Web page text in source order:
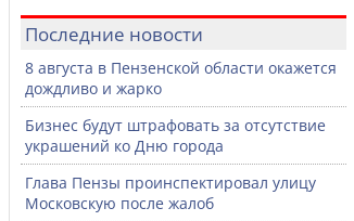
Последние новости
8 августа в Пензенской области окажется
дождливо и жарко
Бизнес будут штрафовать за отсутствие
украшений ко Дню города
Глава Пензы проинспектировал улицу
Московскую после жалоб